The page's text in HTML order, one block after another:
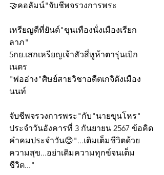
🤝คอลัมน์"จับชีพจรวงการพระ
เหรียญดีที่ยันต์"ขุนเทืองนั่งเมืองเรียก
ลาภ"
5กย.เสกเหรียญเจ้าสัวสี่หูห้าตารุ่นเบิก
เนตร
"พ่ออ่าง"ศิษย์สายวิชาอดีตเกจิดังเมือง
นนท์
จับชีพจรวงการพระ"กับ"นายขุนโหร"
ประจำวันอังคารที่ 3 กันยายน 2567 ข้อคิด
คำคมประจำวัน😊"...เติมเต็มชีวิตด้วย
ความสุข...อย่าเติมความทุกข์จนเต็ม
ชีวิต..."